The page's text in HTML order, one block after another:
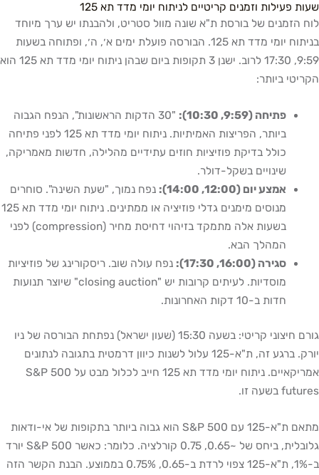
שעות פעילות וזמנים קריטיים לניתוח יומי מדד תא 125
לוח הזמנים של בורסת ת"א שונה מוול סטריט, ולהבנתו יש ערך מיוחד
בניתוח יומי מדד תא 125. הבורסה פועלת ימים א׳, ה׳, ופתוחה בשעות
9:59, 17:30 לרוב. ישנן 3 תקופות ביום שבהן ניתוח יומי מדד תא 125 הוא
הקריטי ביותר:
פתיחה (9:59, 10:30):
"30 הדקות הראשונות", הנפח הגבוה
ביותר, הפריצות האמיתיות. ניתוח יומי מדד תא 125 לפני פתיחה
כולל בדיקת פוזיציות חוזים עתידיים מהלילה, חדשות מאמריקה,
שינויים בשקל-דולר.
אמצע יום (12:00, 14:00):
נפח נמוך, "שעת השינה". סוחרים
מנוסים מימנים גדלי פוזיציה או ממתינים. ניתוח יומי מדד תא 125
בשעות אלה מתמקד בזיהוי דחיסת מחיר (compression) לפני
המהלך הבא.
סגירה (16:00, 17:30):
נפח עולה שוב. ריסקורינג של פוזיציות
מוסדיות. לעיתים קרובות יש "closing auction" שיוצר תנועות
חדות ב-10 דקות האחרונות.
גורם חיצוני קריטי: בשעה 15:30 (שעון ישראל) נפתחת הבורסה של ניו
יורק. ברגע זה, ת"א-125 עלול לשנות כיוון דרמטית בתגובה לנתונים
אמריקאיים. ניתוח יומי מדד תא 125 חייב לכלול מבט על S&P 500
futures בשעה זו.
מתאם ת"א-125 עם S&P 500 הוא גבוה ביותר בתקופות של אי-ודאות
גלובלית, ביחס של ~0.65, 0.75 קורלציה. כלומר: כאשר S&P 500 יורד
ב-1%, ת"א-125 צפוי לרדת ב-0.65, 0.75% בממוצע. הבנת הקשר הזה